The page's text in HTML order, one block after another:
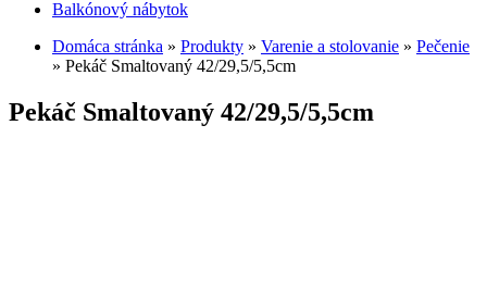
Balkónový nábytok
Domáca stránka » Produkty » Varenie a stolovanie » Pečenie
» Pekáč Smaltovaný 42/29,5/5,5cm
Pekáč Smaltovaný 42/29,5/5,5cm